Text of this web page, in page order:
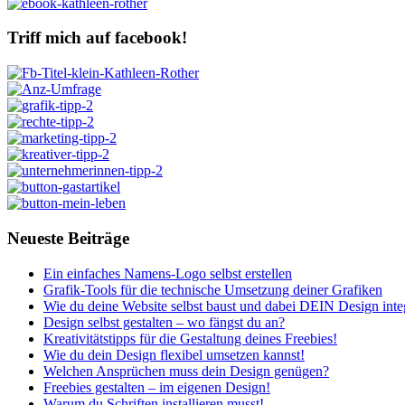
Triff mich auf facebook!
Neueste Beiträge
Ein einfaches Namens-Logo selbst erstellen
Grafik-Tools für die technische Umsetzung deiner Grafiken
Wie du deine Website selbst baust und dabei DEIN Design
Design selbst gestalten – wo fängst du an?
Kreativitätstipps für die Gestaltung deines Freebies!
Wie du dein Design flexibel umsetzen kannst!
Welchen Ansprüchen muss dein Design genügen?
Freebies gestalten – im eigenen Design!